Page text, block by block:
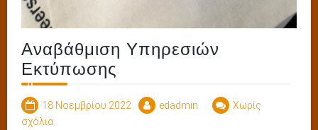
Αναβάθμιση Υπηρεσιών
Εκτύπωσης
18 Νοεμβρίου 2022 edadmin
Χωρίς
σχόλια